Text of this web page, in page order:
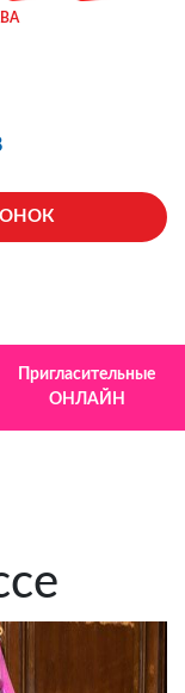
Пригласительные
ОНЛАЙН